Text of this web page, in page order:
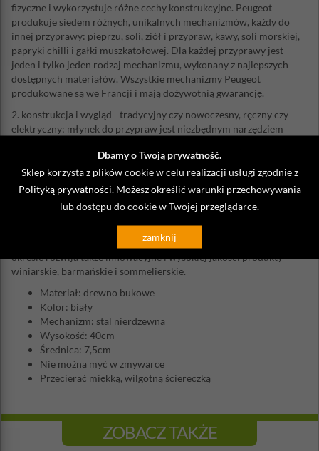
Dbamy o Twoją prywatność.
Sklep korzysta z plików cookie w celu realizacji usługi zgodnie z
Polityką prywatności. Możesz określić warunki przechowywania
lub dostępu do cookie w Twojej przeglądarce.
zamknij
fizyczne i wykorzystuje różne cechy konstrukcyjne. Peugeot
produkuje siedem różnych, unikalnych mechanizmów, każdy do
innej przyprawy: pieprzu, soli, ziół i przypraw, kawy, soli morskiej,
papryki chilli i gałki muszkatołowej. Dla każdej przyprawy jest
jeden i tylko jeden rodzaj mechanizmu, wykonany z najlepszych
dostępnych materiałów. Wszystkie mechanizmy Peugeot
produkowane są we Francji i mają dożywotnią gwarancję.
2. konstrukcja i wygląd - tradycyjny czy nowoczesny, ręczny czy
elektryczny; młynek do przypraw jest niezbędnym narzędziem
3. łatwość użytkowania - dobry młynek powinien mieć łatwą
regulację, napełnianie i wygodnie leżeć w dłoni
Historia marki Peugeot rozpoczęła się w XIX wieku. Jest
synonimem znakomitych produktów we francuskiej kuchni. Poza
szeroką ofertą profesjonalnych młynków do mielenia, w ostatnim
okresie rozwija także innowacyjne i wysokiej jakości produkty
winiarskie, barmańskie i sommelierskie.
Materiał: drewno bukowe
Kolor: biały
Mechanizm: stal nierdzewna
Wysokość: 40cm
Średnica: 7,5cm
Nie można myć w zmywarce
Przecierać miękką, wilgotną ściereczką
ZOBACZ TAKŻE